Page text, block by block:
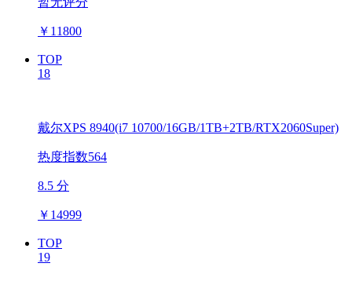
￥ 11800
TOP
18
戴尔XPS 8940(i7 10700/16GB/1TB+2TB/RTX2060Super)
热度指数564
8.5 分
￥ 14999
TOP
19